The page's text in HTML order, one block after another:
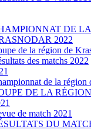
DE
2022
de la région de
des matchs 2022
de la région
DE LA
de match 2021
DU